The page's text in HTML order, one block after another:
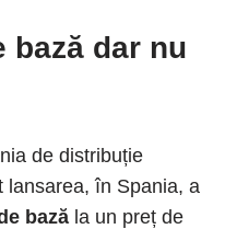
bază dar nu
de distribuție
lansarea, în Spania, a
bază la un preț de